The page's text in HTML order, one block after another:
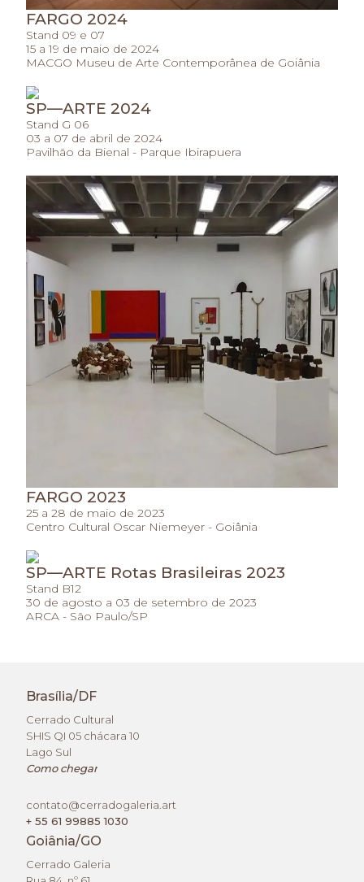
FARGO 2024
Stand 09 e 07
15 a 19 de maio de 2024
MACGO Museu de Arte Contemporânea de Goiânia
SP—ARTE 2024
Stand G 06
03 a 07 de abril de 2024
Pavilhão da Bienal - Parque Ibirapuera
FARGO 2023
25 a 28 de maio de 2023
Centro Cultural Oscar Niemeyer - Goiânia
SP—ARTE Rotas Brasileiras 2023
Stand B12
30 de agosto a 03 de setembro de 2023
ARCA - São Paulo/SP
Brasília/DF
Cerrado Cultural
SHIS QI 05 chácara 10
Lago Sul
Como chegar
contato@cerradogaleria.art
+ 55 61 99885 1030
Goiânia/GO
Cerrado Galeria